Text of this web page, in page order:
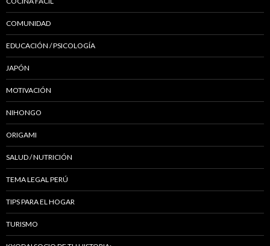
COMUNIDAD
EDUCACIÓN / PSICOLOGÍA
JAPÓN
MOTIVACIÓN
NIHONGO
ORIGAMI
SALUD / NUTRICIÓN
TEMA LEGAL PERÚ
TIPS PARA EL HOGAR
TURISMO